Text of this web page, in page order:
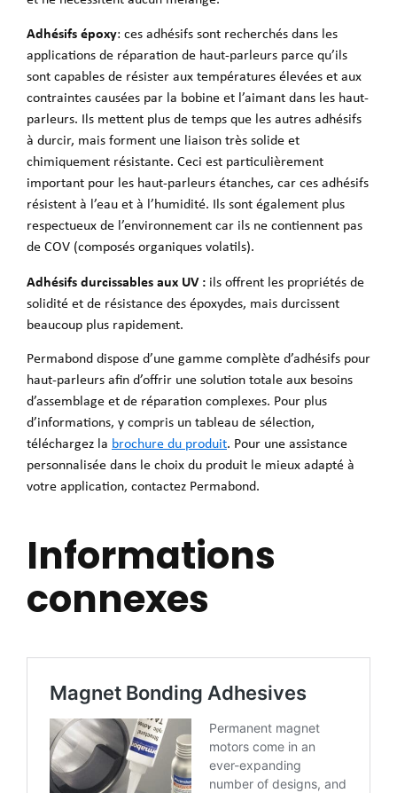
Adhésifs époxy: ces adhésifs sont recherchés dans les
applications de réparation de haut-parleurs parce qu’ils
sont capables de résister aux températures élevées et aux
contraintes causées par la bobine et l’aimant dans les haut-
parleurs. Ils mettent plus de temps que les autres adhésifs
à durcir, mais forment une liaison très solide et
chimiquement résistante. Ceci est particulièrement
important pour les haut-parleurs étanches, car ces adhésifs
résistent à l’eau et à l’humidité. Ils sont également plus
respectueux de l’environnement car ils ne contiennent pas
de COV (composés organiques volatils).
Adhésifs durcissables aux UV : ils offrent les propriétés de
solidité et de résistance des époxydes, mais durcissent
beaucoup plus rapidement.
Permabond dispose d’une gamme complète d’adhésifs pour
haut-parleurs afin d’offrir une solution totale aux besoins
d’assemblage et de réparation complexes. Pour plus
d’informations, y compris un tableau de sélection,
téléchargez la brochure du produit. Pour une assistance
personnalisée dans le choix du produit le mieux adapté à
votre application, contactez Permabond.
Informations
connexes